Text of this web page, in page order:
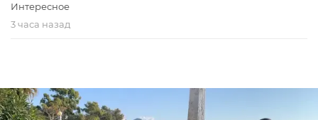
Интересное
3 часа назад